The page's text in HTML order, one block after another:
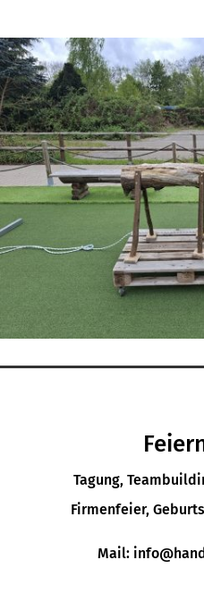
Tagung,
Firmenfeier,
Mail: